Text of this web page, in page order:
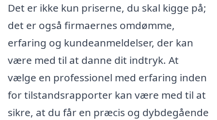
Det er ikke kun priserne, du skal kigge på;
det er også firmaernes omdømme,
erfaring og kundeanmeldelser, der kan
være med til at danne dit indtryk. At
vælge en professionel med erfaring inden
for tilstandsrapporter kan være med til at
sikre, at du får en præcis og dybdegående